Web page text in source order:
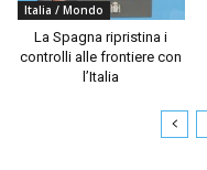
Italia / Mondo
La Spagna ripristina i
controlli alle frontiere con
l’Italia